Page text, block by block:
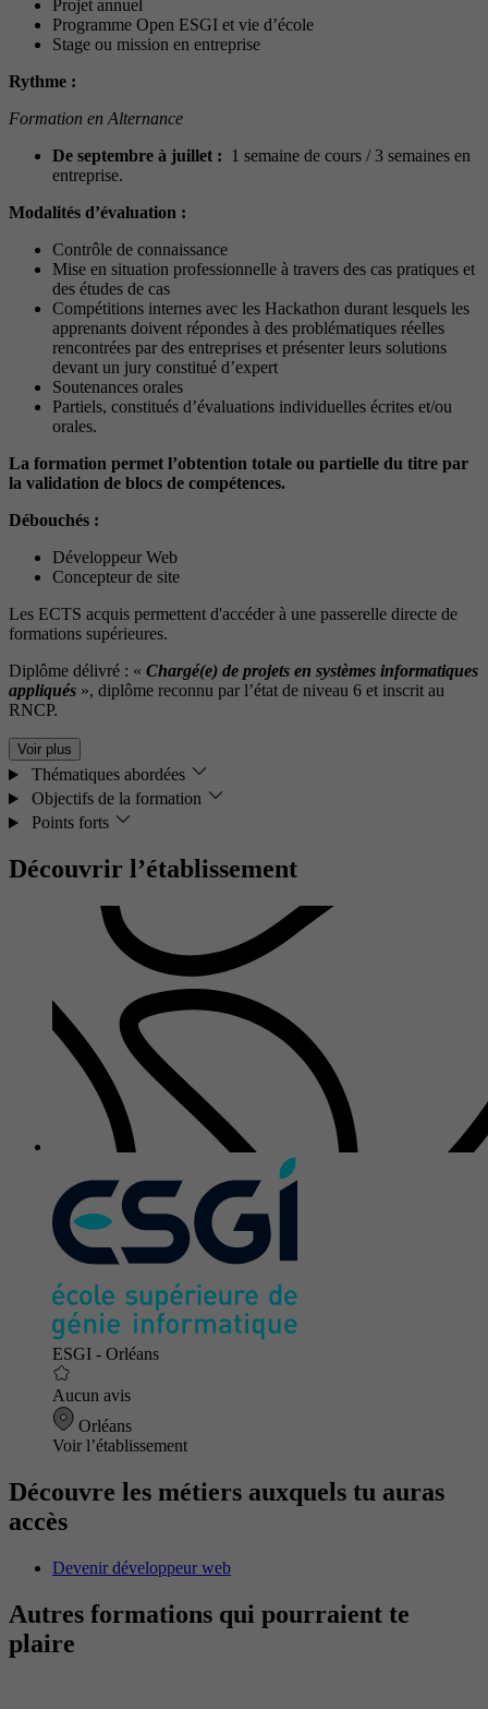
Projet annuel
Programme Open ESGI et vie d’école
Stage ou mission en entreprise
Rythme :
Formation en Alternance
De septembre à juillet : 1 semaine de cours / 3 semaines en
entreprise.
Modalités d’évaluation :
Contrôle de connaissance
Mise en situation professionnelle à travers des cas pratiques et
des études de cas
Compétitions internes avec les Hackathon durant lesquels les
apprenants doivent répondes à des problématiques réelles
rencontrées par des entreprises et présenter leurs solutions
devant un jury constitué d’expert
Soutenances orales
Partiels, constitués d’évaluations individuelles écrites et/ou
orales.
La formation permet l’obtention totale ou partielle du titre par
la validation de blocs de compétences.
Débouchés :
Développeur Web
Concepteur de site
Les ECTS acquis permettent d'accéder à une passerelle directe de
formations supérieures.
Diplôme délivré : « Chargé(e) de projets en systèmes informatiques
appliqués », diplôme reconnu par l’état de niveau 6 et inscrit au
RNCP.
Voir plus
Thématiques abordées
Objectifs de la formation
Points forts
Découvrir l’établissement
ESGI - Orléans
Aucun avis
Orléans
Voir l’établissement
Découvre les métiers auxquels tu auras
accès
Devenir développeur web
Autres formations qui pourraient te
plaire